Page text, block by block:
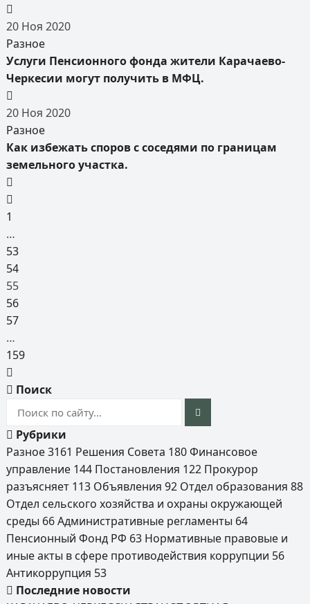
20 Ноя 2020
Разное
Услуги Пенсионного фонда жители Карачаево-
Черкесии могут получить в МФЦ.
20 Ноя 2020
Разное
Как избежать споров с соседями по границам
земельного участка.
1
…
53
54
55
56
57
…
159
Поиск
Рубрики
Разное3161 Решения Совета 180Финансовое
управление 144 Постановления 122 Прокурор
разъясняет 113 Объявления 92 Отдел образования 88
Отдел сельского хозяйства и охраны окружающей
среды 66Административные регламенты 64
Пенсионный Фонд РФ 63 Нормативные правовые и
иные акты в сфере противодействия коррупции 56
Антикоррупция 53
Последние новости